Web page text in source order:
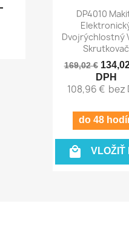
Rýchly
DP4010
Dvojrýchlostný
Skrutkovač
169,02 €
DPH
108,96 € bez
do 48
 VLOŽIŤ